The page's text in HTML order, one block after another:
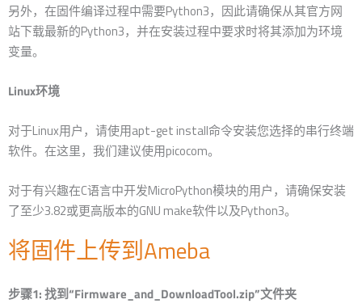
另外，在固件编译过程中需要Python3，因此请确保从其官方网
站下载最新的Python3，并在安装过程中要求时将其添加为环境
变量。
Linux环境
对于Linux用户，请使用apt-get install命令安装您选择的串行终端
软件。在这里，我们建议使用picocom。
对于有兴趣在C语言中开发MicroPython模块的用户，请确保安装
了至少3.82或更高版本的GNU make软件以及Python3。
将固件上传到Ameba
步骤1: 找到“Firmware_and_DownloadTool.zip”文件夹